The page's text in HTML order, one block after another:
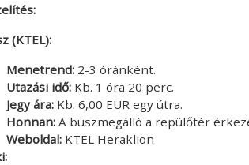
(KTEL):
Menetrend: 2-3 óránként.
Utazási idő: Kb. 1 óra 20 perc.
Jegy ára: Kb. 6,00 EUR egy útra.
Honnan: A buszmegálló a repülőtér
Weboldal: KTEL Heraklion